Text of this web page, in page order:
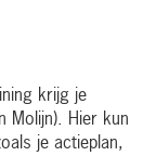
krijg je
Molijn). Hier kun
je actieplan,